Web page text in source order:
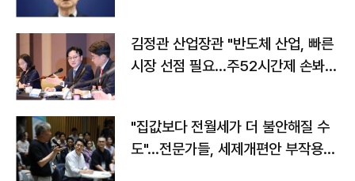
김정관 산업장관 "반도체 산업, 빠른
시장 선점 필요…주52시간제 손봐
"집값보다 전월세가 더 불안해질 수
도"…전문가들, 세제개편안 부작용